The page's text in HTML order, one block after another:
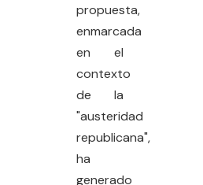
propuesta,
enmarcada
en el
contexto
de la
"austeridad
republicana",
ha
generado